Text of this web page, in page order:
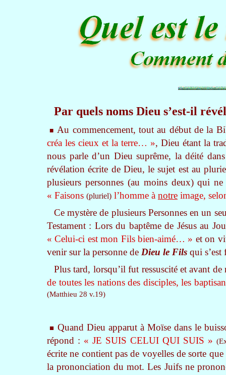
Par quels noms Dieu s’est-il
■ Au commencement, tout au début de la
créa les cieux et la terre… », Dieu étant la
nous parle d’un Dieu suprême, la déité
révélation écrite de Dieu, le sujet est au
plusieurs personnes (au moins deux) qui
« Faisons (pluriel) l’homme à notre image,
Ce mystère de plusieurs Personnes en un
Testament : Lors du baptême de Jésus au
« Celui-ci est mon Fils bien-aimé… » et on
venir sur la personne de Dieu le Fils qui
Plus tard, lorsqu’il fut ressuscité et avant
de toutes les nations des disciples, les
(Matthieu 28 v.19)
■ Quand Dieu apparut à Moïse dans le
répond : « JE SUIS CELUI QUI SUIS »
écrite ne contient pas de voyelles de sorte
la prononciation du mot. Les Juifs ne